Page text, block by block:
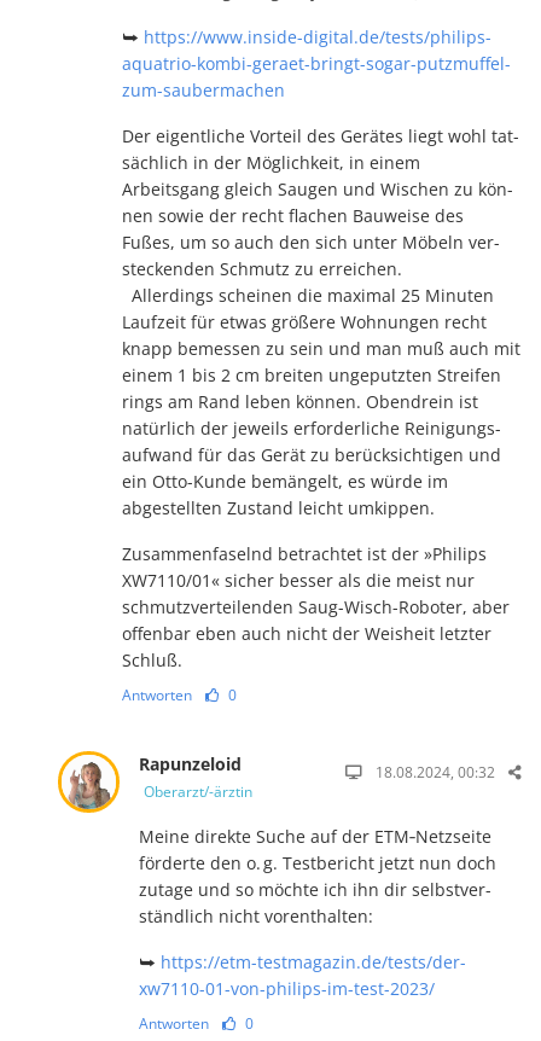
⮩ https://www.inside-digital.de/tests/philips-
aquatrio-kombi-geraet-bringt-sogar-putzmuffel-
zum-saubermachen
Der eigent­li­che Vorteil des Gerätes liegt wohl tat­
säch­lich in der Mög­lich­keit, in ei­nem
Arbeitsgang gleich Sau­gen und Wischen zu kön­
nen sowie der recht fla­chen Bau­weise des
Fußes, um so auch den sich unter Möbeln ver­
stecken­den Schmutz zu erreichen.
Allerdings scheinen die maxi­­mal 25 Minu­ten
Lauf­­zeit für etwas grö­­ßere Woh­­nun­­gen recht
knapp be­mes­sen zu sein und man muß auch mit
einem 1 bis 2 cm brei­ten un­ge­putz­ten Strei­­fen
rings am Rand le­ben können. Oben­drein ist
natürlich der jeweils er­for­der­li­che Rei­ni­gungs­
auf­wand für das Gerät zu berücksichtigen und
ein Otto-Kunde be­män­gelt, es würde im
abgestellten Zustand leicht umkippen.
Zusammenfaselnd betrachtet ist der »Philips
XW7110/01« sicher bes­ser als die meist nur
schmutz­ver­tei­len­den Saug-Wisch-Ro­bo­ter, aber
offen­bar eben auch nicht der Weis­heit letzter
Schluß.
Antworten 0
Rapunzeloid
Oberarzt/-ärztin
18.08.2024, 00:32
Meine direkte Suche auf der ETM‑Netz­seite
förderte den o. g. Test­bericht jetzt nun doch
zu­tage und so möchte ich ihn dir selbst­ver­
ständ­lich nicht vor­ent­hal­ten:
⮩ https://etm-testmagazin.de/tests/der-
xw7110-01-von-philips-im-test-2023/
Antworten 0